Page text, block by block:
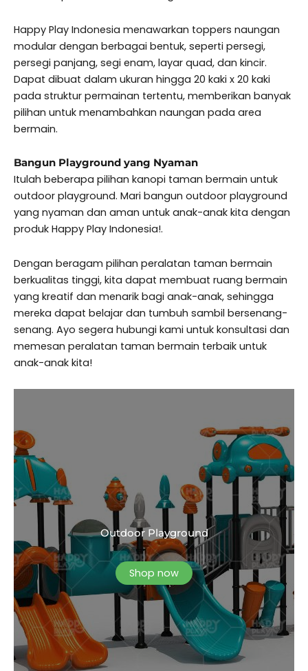
Happy Play Indonesia menawarkan toppers naungan
modular dengan berbagai bentuk, seperti persegi,
persegi panjang, segi enam, layar quad, dan kincir.
Dapat dibuat dalam ukuran hingga 20 kaki x 20 kaki
pada struktur permainan tertentu, memberikan banyak
pilihan untuk menambahkan naungan pada area
bermain.
Bangun Playground yang Nyaman
Itulah beberapa pilihan kanopi taman bermain untuk
outdoor playground. Mari bangun outdoor playground
yang nyaman dan aman untuk anak-anak kita dengan
produk Happy Play Indonesia!.
Dengan beragam pilihan peralatan taman bermain
berkualitas tinggi, kita dapat membuat ruang bermain
yang kreatif dan menarik bagi anak-anak, sehingga
mereka dapat belajar dan tumbuh sambil bersenang-
senang. Ayo segera hubungi kami untuk konsultasi dan
memesan peralatan taman bermain terbaik untuk
anak-anak kita!
Outdoor Playground
Shop now